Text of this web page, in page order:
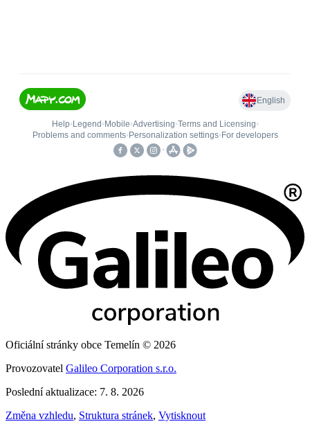
Oficiální stránky obce Temelín © 2026
Provozovatel Galileo Corporation s.r.o.
Poslední aktualizace: 7. 8. 2026
Změna vzhledu, Struktura stránek, Vytisknout